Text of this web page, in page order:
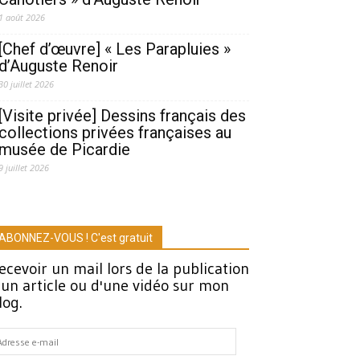
1 août 2026
[Chef d’œuvre] « Les Parapluies »
d’Auguste Renoir
juillet 2026
[Visite privée] Dessins français des
collections privées françaises au
musée de Picardie
juillet 2026
VOUS ! C'est gratuit
un mail lors de la publication
article ou d'une vidéo sur mon